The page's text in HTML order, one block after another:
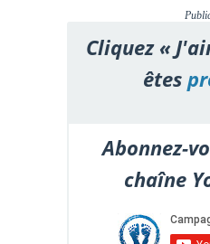
Cliquez «
êtes
Abonnez-
chaîne